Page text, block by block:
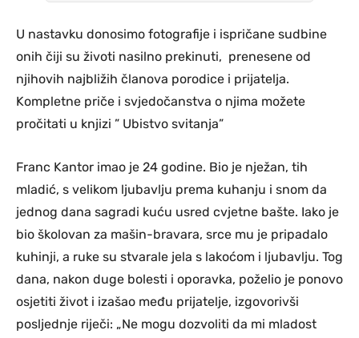
U nastavku donosimo fotografije i ispričane sudbine
onih čiji su životi nasilno prekinuti, prenesene od
njihovih najbližih članova porodice i prijatelja.
Kompletne priče i svjedočanstva o njima možete
pročitati u knjizi ” Ubistvo svitanja”
Franc Kantor imao je 24 godine. Bio je nježan, tih
mladić, s velikom ljubavlju prema kuhanju i snom da
jednog dana sagradi kuću usred cvjetne bašte. Iako je
bio školovan za mašin-bravara, srce mu je pripadalo
kuhinji, a ruke su stvarale jela s lakoćom i ljubavlju. Tog
dana, nakon duge bolesti i oporavka, poželio je ponovo
osjetiti život i izašao među prijatelje, izgovorivši
posljednje riječi: „Ne mogu dozvoliti da mi mladost